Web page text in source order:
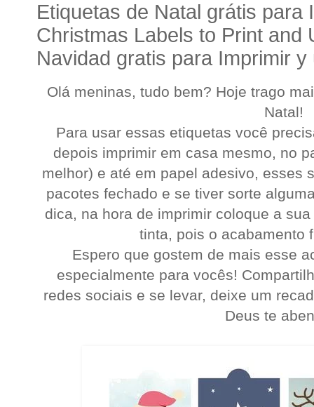
Etiquetas de Natal grátis para
Christmas Labels to Print and
Navidad gratis para Imprimir y
Olá meninas, tudo bem? Hoje trago
Natal!
Para usar essas etiquetas você
depois imprimir em casa mesmo, no
melhor) e até em papel adesivo, esses
pacotes fechado e se tiver sorte
dica, na hora de imprimir coloque a
tinta, pois o acabamento
Espero que gostem de mais esse
especialmente para vocês!
redes sociais e se levar, deixe um
Deus te